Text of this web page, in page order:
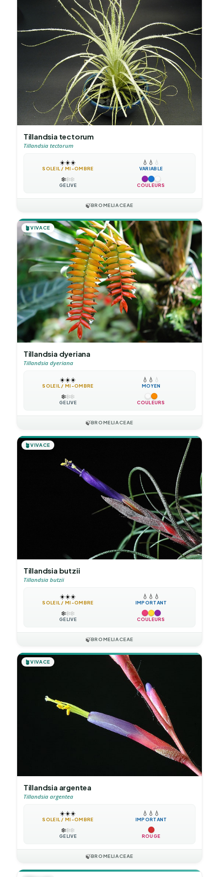
Tillandsia tectorum
Tillandsia tectorum
☀️☀️☀️
SOLEIL / MI-OMBRE
💧 💧 💧
VARIABLE
❄️❄️❄️
GÉLIVE COULEURS
🍃BROMELIACEAE
🪴VIVACE
Tillandsia dyeriana
Tillandsia dyeriana
☀️☀️☀️
SOLEIL / MI-OMBRE
💧 💧 💧
MOYEN
❄️❄️❄️
GÉLIVE COULEURS
🍃BROMELIACEAE
🪴VIVACE
Tillandsia butzii
Tillandsia butzii
☀️☀️☀️
SOLEIL / MI-OMBRE
💧 💧 💧
IMPORTANT
❄️❄️❄️
GÉLIVE COULEURS
🍃BROMELIACEAE
🪴VIVACE
Tillandsia argentea
Tillandsia argentea
☀️☀️☀️
SOLEIL / MI-OMBRE
💧 💧 💧
IMPORTANT
❄️❄️❄️
GÉLIVE ROUGE
🍃BROMELIACEAE